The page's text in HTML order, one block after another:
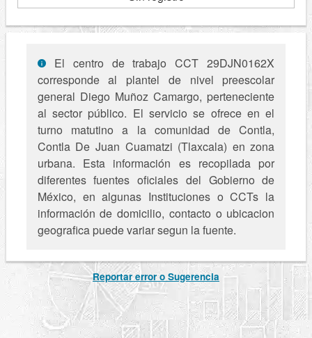
El centro de trabajo CCT 29DJN0162X
corresponde al plantel de nivel preescolar
general Diego Muñoz Camargo, perteneciente
al sector público. El servicio se ofrece en el
turno matutino a la comunidad de Contla,
Contla De Juan Cuamatzi (Tlaxcala) en zona
urbana. Esta información es recopilada por
diferentes fuentes oficiales del Gobierno de
México, en algunas Instituciones o CCTs la
información de domicilio, contacto o ubicacion
geografica puede variar segun la fuente.
Reportar error o Sugerencia